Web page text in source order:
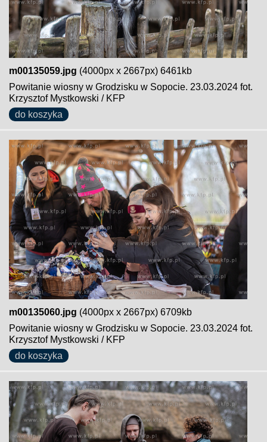
m00135059.jpg (4000px x 2667px) 6461kb
Powitanie wiosny w Grodzisku w Sopocie. 23.03.2024 fot.
Krzysztof Mystkowski / KFP
do koszyka
m00135060.jpg (4000px x 2667px) 6709kb
Powitanie wiosny w Grodzisku w Sopocie. 23.03.2024 fot.
Krzysztof Mystkowski / KFP
do koszyka